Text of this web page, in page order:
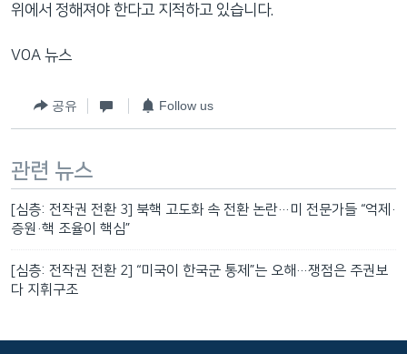
위에서 정해져야 한다고 지적하고 있습니다.
VOA 뉴스
공유 Follow us
관련 뉴스
[심층: 전작권 전환 3] 북핵 고도화 속 전환 논란…미 전문가들 “억제·
증원·핵 조율이 핵심”
[심층: 전작권 전환 2] “미국이 한국군 통제”는 오해…쟁점은 주권보
다 지휘구조